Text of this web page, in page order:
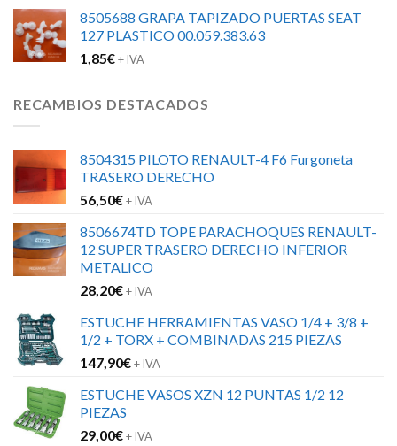
8505688 GRAPA TAPIZADO PUERTAS SEAT
127 PLASTICO 00.059.383.63
1,85€+ IVA
RECAMBIOS DESTACADOS
8504315 PILOTO RENAULT-4 F6 Furgoneta
TRASERO DERECHO
56,50€+ IVA
8506674TD TOPE PARACHOQUES RENAULT-
12 SUPER TRASERO DERECHO INFERIOR
METALICO
28,20€+ IVA
ESTUCHE HERRAMIENTAS VASO 1/4 + 3/8 +
1/2 + TORX + COMBINADAS 215 PIEZAS
147,90€+ IVA
ESTUCHE VASOS XZN 12 PUNTAS 1/2 12
PIEZAS
29,00€+ IVA